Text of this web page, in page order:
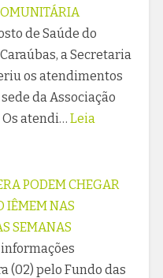
de Saúde do
a Secretaria
os atendimentos
da Associação
atendi… Leia
PODEM CHEGAR
IÊMEM NAS
SEMANAS
(02) pelo Fundo das